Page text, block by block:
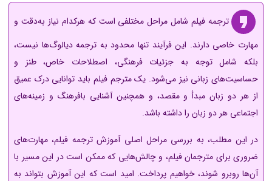
ترجمه فیلم شامل مراحل مختلفی است که هرکدام نیاز به‌دقت و
مهارت خاصی دارند. این فرآیند تنها محدود به ترجمه دیالوگ‌ها نیست،
بلکه شامل توجه به جزئیات فرهنگی، اصطلاحات خاص، طنز و
حساسیت‌های زبانی نیز می‌شود. یک مترجم فیلم باید توانایی درک عمیق
از هر دو زبان مبدأ و مقصد، و همچنین آشنایی بافرهنگ و زمینه‌های
اجتماعی هر دو زبان را داشته باشد.
در این مطلب، به بررسی مراحل اصلی آموزش ترجمه فیلم، مهارت‌های
ضروری برای مترجمان فیلم، و چالش‌هایی که ممکن است در این مسیر با
آن‌ها روبرو شوند، خواهیم پرداخت. امید است که این آموزش بتواند به